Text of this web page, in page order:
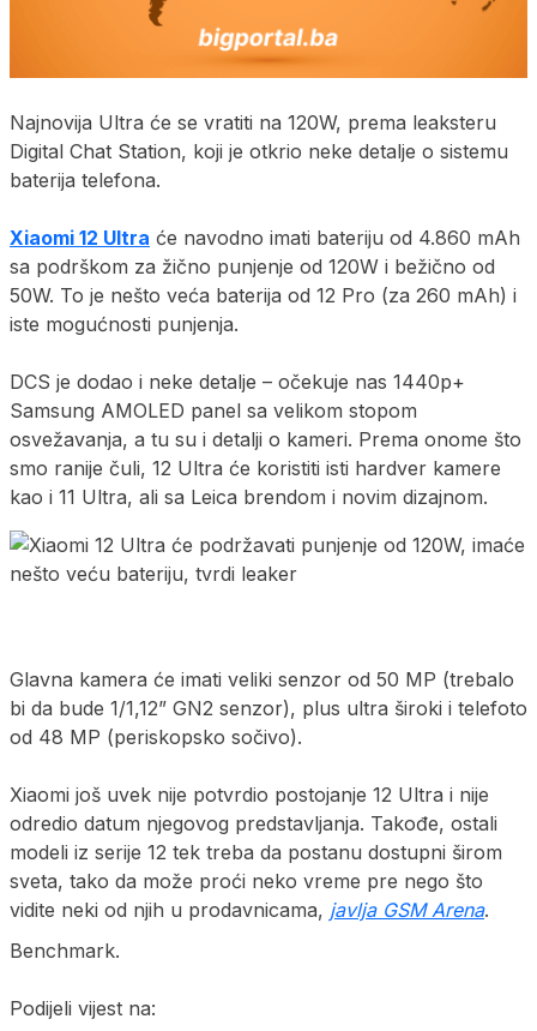
Najnovija Ultra će se vratiti na 120W, prema leaksteru
Digital Chat Station, koji je otkrio neke detalje o sistemu
baterija telefona.
Xiaomi 12 Ultra će navodno imati bateriju od 4.860 mAh
sa podrškom za žično punjenje od 120W i bežično od
50W. To je nešto veća baterija od 12 Pro (za 260 mAh) i
iste mogućnosti punjenja.
DCS je dodao i neke detalje – očekuje nas 1440p+
Samsung AMOLED panel sa velikom stopom
osvežavanja, a tu su i detalji o kameri. Prema onome što
smo ranije čuli, 12 Ultra će koristiti isti hardver kamere
kao i 11 Ultra, ali sa Leica brendom i novim dizajnom.
Glavna kamera će imati veliki senzor od 50 MP (trebalo
bi da bude 1/1,12” GN2 senzor), plus ultra široki i telefoto
od 48 MP (periskopsko sočivo).
Xiaomi još uvek nije potvrdio postojanje 12 Ultra i nije
odredio datum njegovog predstavljanja. Takođe, ostali
modeli iz serije 12 tek treba da postanu dostupni širom
sveta, tako da može proći neko vreme pre nego što
vidite neki od njih u prodavnicama, javlja GSM Arena.
Benchmark.
Podijeli vijest na: